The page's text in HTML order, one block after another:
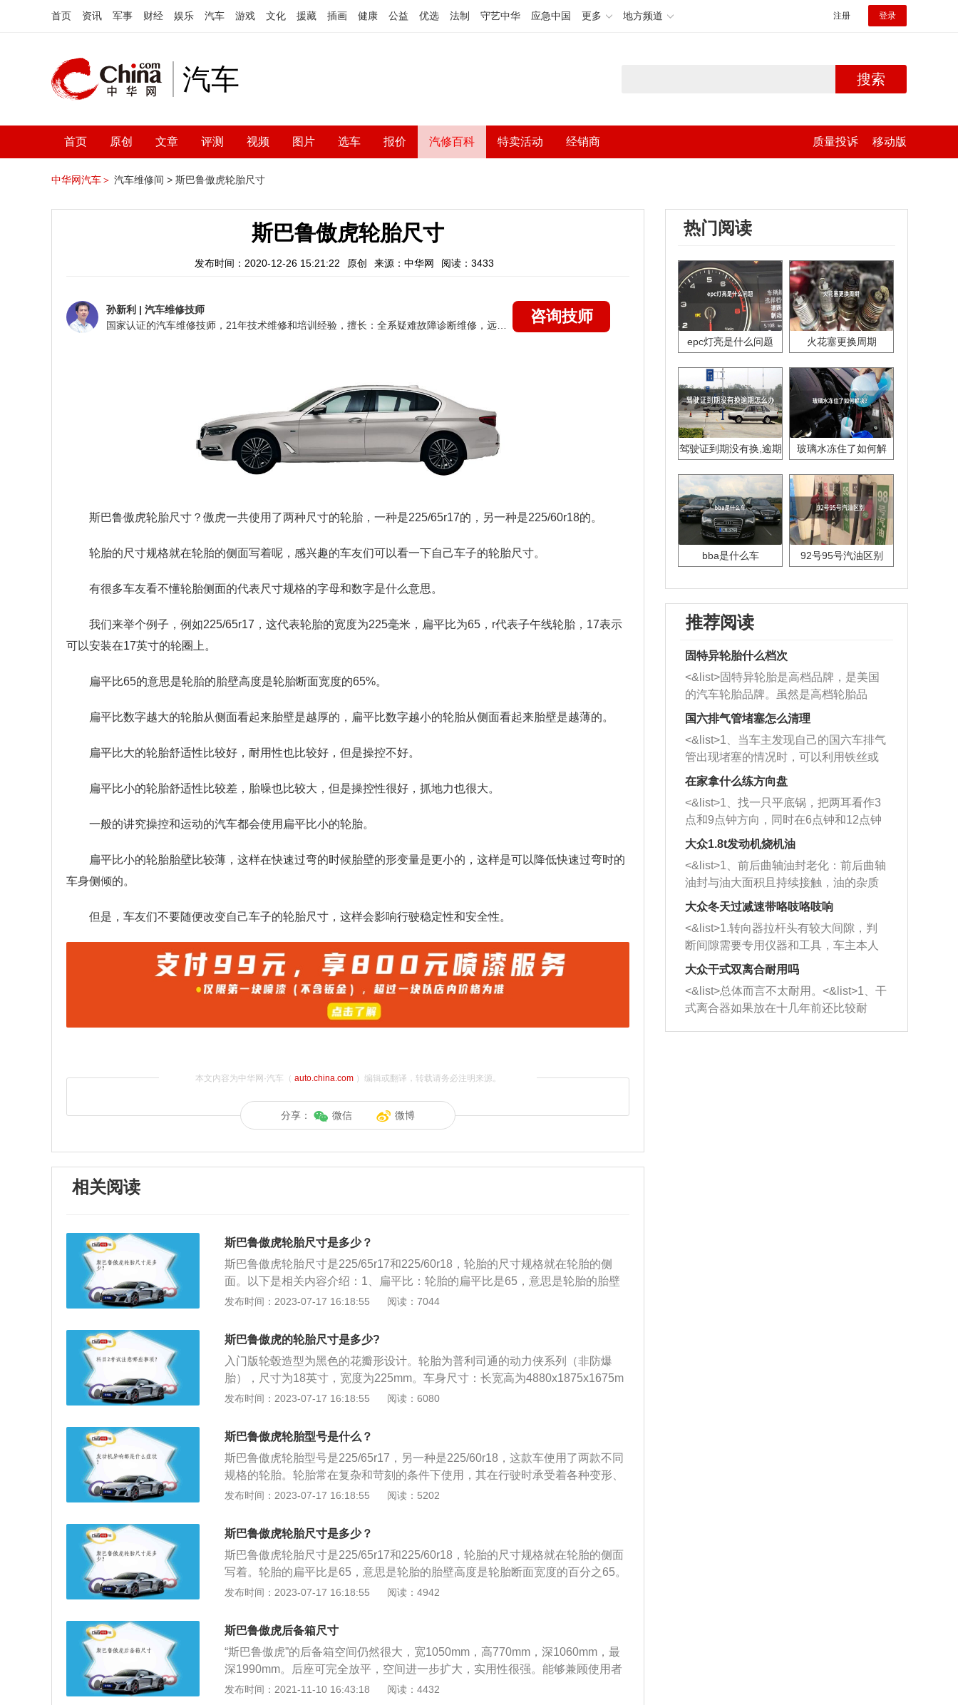
首页 资讯 军事 财经 娱乐 汽车 游戏 文化 援藏 插画 健康 公益 优选 法制 守艺中华 应急中国 更多 地方频道 注册 登录
汽车 搜索
首页 原创 文章 评测 视频 图片 选车 报价 汽修百科 特卖活动 经销商 质量投诉 移动版
中华网汽车＞ 汽车维修间 > 斯巴鲁傲虎轮胎尺寸
斯巴鲁傲虎轮胎尺寸
发布时间：2020-12-26 15:21:22 原创 来源：中华网 阅读：3433
孙新利 | 汽车维修技师
咨询技师
斯巴鲁傲虎轮胎尺寸？ 傲虎一共使用了两种尺寸的轮胎，一种是225/65r17的，另一种是225/60r18的。
轮胎的尺寸规格就在轮胎的侧面写着呢，感兴趣的车友们可以看一下自己车子的轮胎尺寸。
有很多车友看不懂轮胎侧面的代表尺寸规格的字母和数字是什么意思。
我们来举个例子，例如225/65r17，这代表轮胎的宽度为225毫米，扁平比为65，r代表子午线轮胎，17表示
可以安装在17英寸的轮圈上。
扁平比65的意思是轮胎的胎壁高度是轮胎断面宽度的65%。
扁平比数字越大的轮胎从侧面看起来胎壁是越厚的，扁平比数字越小的轮胎从侧面看起来胎壁是越薄的。
扁平比大的轮胎舒适性比较好，耐用性也比较好，但是操控不好。
扁平比小的轮胎舒适性比较差，胎噪也比较大，但是操控性很好，抓地力也很大。
一般的讲究操控和运动的汽车都会使用扁平比小的轮胎。
扁平比小的轮胎胎壁比较薄，这样在快速过弯的时候胎壁的形变量是更小的，这样是可以降低快速过弯时的
车身侧倾的。
但是，车友们不要随便改变自己车子的轮胎尺寸，这样会影响行驶稳定性和安全性。
本文内容为中华网·汽车（ auto.china.com）编辑或翻译，转载请务必注明来源。
分享： 微信 微博
相关阅读
斯巴鲁傲虎轮胎尺寸是多少？
斯巴鲁傲虎轮胎尺寸是225/65r17和225/60r18，轮胎的尺寸规格就在轮胎的侧
面。以下是相关内容介绍：1、扁平比：轮胎的扁平比是65，意思是轮胎的胎壁
高度是轮胎断面宽度的百分之65。扁平比数字越大的轮胎从侧面看起来胎壁越
巴鲁车厂的旗舰车型，是继森林人之后该厂另一次在造工用料上的突破。高底盘
和全时四驱系统所具备的越野能力是傲虎的优势。3、车身尺寸：斯巴鲁傲虎的
长宽高分别为4775mm、1820mm、1615mm，轴距为2745mm。
发布时间：2023-07-17 16:18:55 阅读：7044
斯巴鲁傲虎的轮胎尺寸是多少?
入门版轮毂造型为黑色的花瓣形设计。轮胎为普利司通的动力侠系列（非防爆
胎），尺寸为18英寸，宽度为225mm。车身尺寸：长宽高为4880x1875x1675m
m，轴距为2745mm。新款斯巴鲁傲虎对动力总成做了小幅度改动，搭载一台代
扭矩252N·m，相比老款车型，功率降低了2kW（2PS），扭矩增加了17N·m，压
缩比为12:1，而变速箱从之前的模拟7挡的CVT变速箱换成了模拟8挡的CVT变速
箱。
发布时间：2023-07-17 16:18:55 阅读：6080
斯巴鲁傲虎轮胎型号是什么？
斯巴鲁傲虎轮胎型号是225/65r17，另一种是225/60r18，这款车使用了两款不同
规格的轮胎。轮胎常在复杂和苛刻的条件下使用，其在行驶时承受着各种变形、
负荷、力以及高低温作用，因此必须具有比较高的承载性能、牵引性能、缓冲性
mm，轴距为2745mm，车身类型为5门5座SUV，进气形式为自然吸气，发动机
为2.5LH4。
发布时间：2023-07-17 16:18:55 阅读：5202
斯巴鲁傲虎轮胎尺寸是多少？
斯巴鲁傲虎轮胎尺寸是225/65r17和225/60r18，轮胎的尺寸规格就在轮胎的侧面
写着。轮胎的扁平比是65，意思是轮胎的胎壁高度是轮胎断面宽度的百分之65。
扁平比数字越大的轮胎从侧面看起来胎壁是越厚的，扁平比数字越小的轮胎从侧
该厂另一次在造工用料上的突破。高底盘和全时四驱系统所具备的越野能力是傲
虎的一大优势，同时还拥有轿车的豪华和旅行车的大空间，使斯巴鲁傲虎成为一
辆集性能、豪华、舒适于一体的SUV。斯巴鲁傲虎的长宽高分别为4775mm、18
20mm、1615mm，轴距为2745mm。
发布时间：2023-07-17 16:18:55 阅读：4942
斯巴鲁傲虎后备箱尺寸
“斯巴鲁傲虎”的后备箱空间仍然很大，宽1050mm，高770mm，深1060mm，最
深1990mm。后座可完全放平，空间进一步扩大，实用性很强。能够兼顾使用者
多用途出行。其后备箱非常平坦，便于放置更多物品。当后排座椅未放空时，若
发布时间：2021-11-10 16:43:18 阅读：4432
热门阅读
epc灯亮是什么问题 火花塞更换周期
驾驶证到期没有换,逾期
玻璃水冻住了如何解
bba是什么车 92号95号汽油区别
推荐阅读
固特异轮胎什么档次
<&list>固特异轮胎是高档品牌，是美国
的汽车轮胎品牌。虽然是高档轮胎品
牌，但是中高低端的轮胎都有生产，这
也是为了更好的开拓市场。
国六排气管堵塞怎么清理
<&list>1、当车主发现自己的国六车排气
管出现堵塞的情况时，可以利用铁丝或
者是细棍，直接将杂物给取出来，如果
堵塞情况比较严重，也可以采取应急措
施。 <&list>2、直接利用木棍将所有的
杂物推到排气管里面的位置处，然后将
三元催化器拆解开，就可以将堵塞的东
西取出来。但如果是因为积碳过多引起
的堵塞，就需要将三元催化器泡在草酸
洗剂对堵塞的情况得到解决，将清洗剂
放在燃油箱中，与燃油混合后，车辆启
动时，就可以和汽油一起进入到燃烧
室，最后形成废气排出，就可以让三元
催化器得到清洗，排气管堵塞的情况就
能够得到解决。
在家拿什么练方向盘
<&list>1、找一只平底锅，把两耳看作3
点和9点钟方向，同时在6点钟和12点钟
方向做一个标记。 <&list>2、双手握住
一圈半的练习，往右同样也要打相同的
圈数。 <&list>3、最后强调要反复练
习，这样就可以形成肌肉记忆，在真实
驾驶车辆时，不需要记忆也能打好方
向。
大众1.8t发动机烧机油
<&list>1、前后曲轴油封老化：前后曲轴
油封与油大面积且持续接触，油的杂质
和发动机内持续温度变化使其密封效果
逐渐减弱，导致渗油或漏油。<&list>2、
活塞间隙过大：积碳会使活塞环与缸体
的间隙扩大，导致机油流入燃烧室中，
造成烧机油。<&list>3、机油粘度。使用
机油粘度过小的话，同样会有烧机油现
象，机油粘度过小具有很好的流动性，
大众冬天过减速带咯吱咯吱响
<&list>1.转向器拉杆头有较大间隙，判
断间隙需要专用仪器和工具，车主本人
无法制作，需要将车辆送到修理厂或4s
店；<&list>2.车辆半轴套管防尘罩破
裂，破裂后会出现漏油现象，使半轴磨
损严重，磨损的半轴容易损坏，产生异
响；<&list>3.稳定器的转向胶套和球头
大众干式双离合耐用吗
<&list>总体而言不太耐用。<&list>1、干
式离合器如果放在十几年前还比较耐